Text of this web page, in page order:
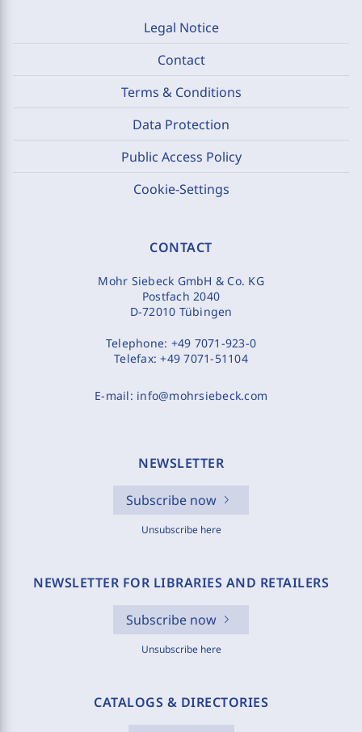
Legal Notice
Contact
Terms & Conditions
Data Protection
Public Access Policy
Cookie-Settings
CONTACT
Mohr Siebeck GmbH & Co. KG
Postfach 2040
D-72010 Tübingen
Telephone: +49 7071-923-0
Telefax:+49 7071-51104
E-mail: info@mohrsiebeck.com
NEWSLETTER
Subscribe now
Unsubscribe here
NEWSLETTER FOR LIBRARIES AND RETAILERS
Subscribe now
Unsubscribe here
CATALOGS & DIRECTORIES